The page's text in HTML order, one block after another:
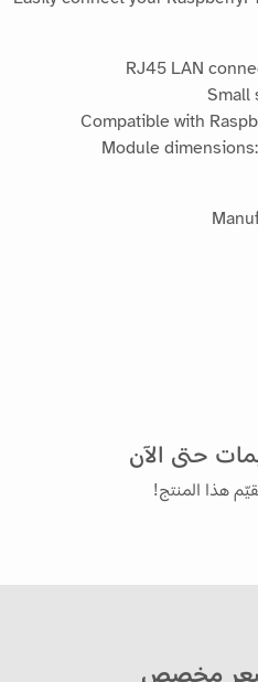
RJ45 LAN
Small
Compatible with
Module
حتى الآن
هذا المنتج!
مخصص